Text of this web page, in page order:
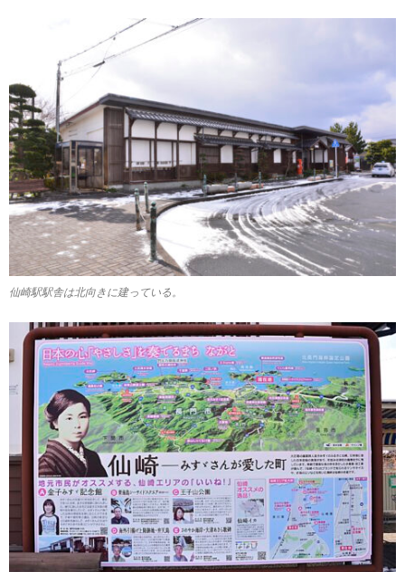
仙崎駅駅舎は北向きに建っている。